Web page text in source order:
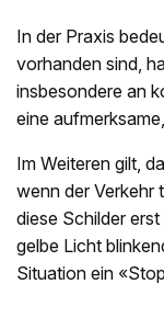
In der Praxis
vorhanden sind,
insbesondere an
eine
Im Weiteren gilt,
wenn der Verkehr
diese Schilder
gelbe Licht
Situation ein